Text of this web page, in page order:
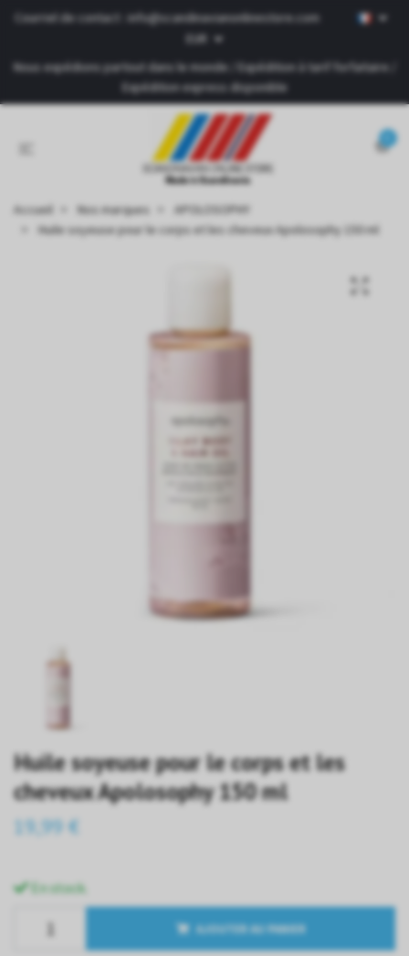
Courriel de contact : info@scandinavianonlinestore.com
EUR
Nous expédions partout dans le monde / Expédition à tarif forfaitaire /
Expédition express disponible
Accueil Nos marques
APOLOSOPHY
Huile soyeuse pour le corps et les cheveux Apolosophy 150 ml
Huile soyeuse pour le corps et les
cheveux Apolosophy 150 ml
19,99 €
En stock.
AJOUTER AU PANIER